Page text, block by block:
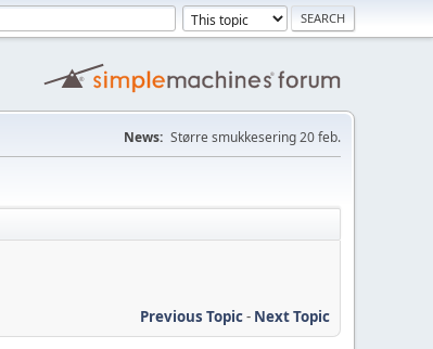
News: Større smukkesering 20 feb.
Previous Topic- Next Topic